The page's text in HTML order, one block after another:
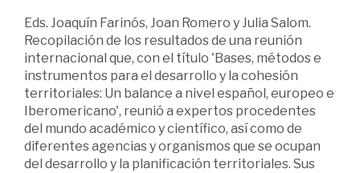
Eds. Joaquín Farinós, Joan Romero y Julia Salom.
Recopilación de los resultados de una reunión
internacional que, con el título 'Bases, métodos e
instrumentos para el desarrollo y la cohesión
territoriales: Un balance a nivel español, europeo e
Iberomericano', reunió a expertos procedentes
del mundo académico y científico, así como de
diferentes agencias y organismos que se ocupan
del desarrollo y la planificación territoriales. Sus